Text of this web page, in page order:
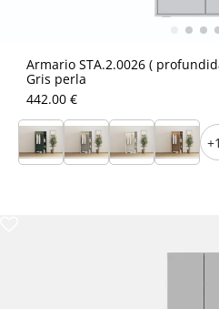
Armario STA.2.0026 (
Gris perla
442.00 €